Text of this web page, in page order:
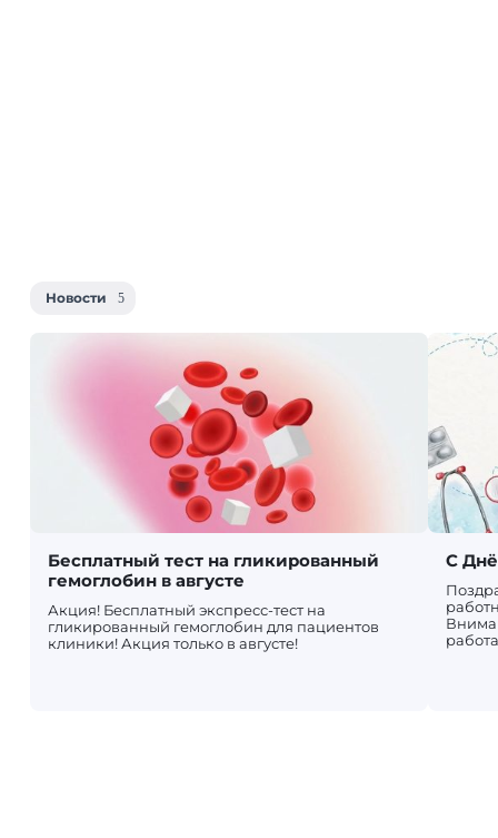
Новости
Бесплатный тест на гликированный
гемоглобин в августе
Акция! Бесплатный экспресс-тест на
гликированный гемоглобин для пациентов
клиники! Акция только в августе!
С